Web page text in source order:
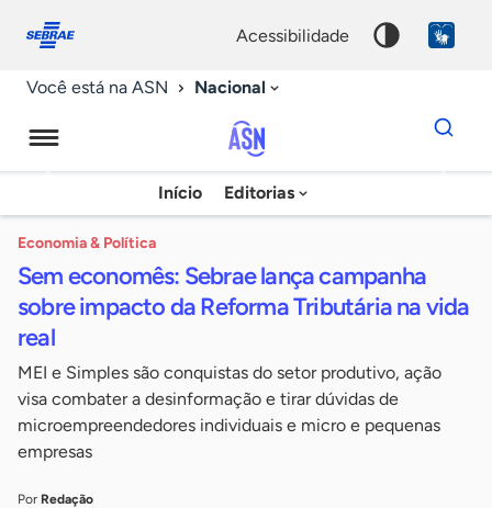
conosco
acessibilidade
Você está na ASN Nacional
Agência
Sebrae
Notícias
Início Editorias
Dados
para
chave
Economia & Política
Sem economês: Sebrae lança campanha
sobre impacto da Reforma Tributária na vida
real
MEI e Simples são conquistas do setor produtivo, ação
visa combater a desinformação e tirar dúvidas de
microempreendedores individuais e micro e pequenas
empresas
Por Redação